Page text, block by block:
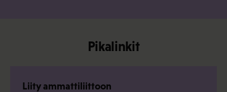
Pikalinkit
Liity ammattiliittoon